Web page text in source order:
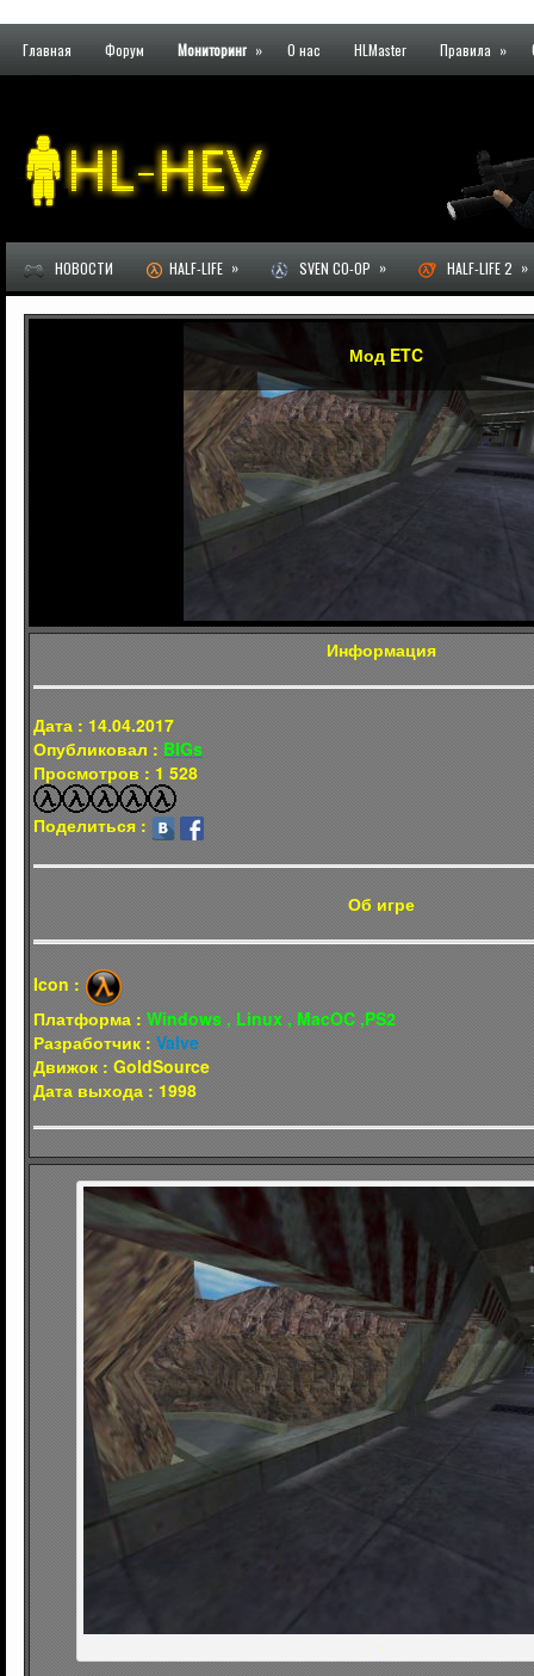
Главная Форум Мониторинг » О нас HLMaster Правила »
НОВОСТИ HALF-LIFE » SVEN CO-OP » HALF-LIFE 2 »
Мод ETC
Информация
Дата : 14.04.2017
Опубликовал : BIGs
Просмотров : 1 528
Поделиться :
Об игре
Icon :
Платформа : Windows , Linux , MacOC ,PS2
Разработчик : Valve
Движок : GoldSource
Дата выхода : 1998